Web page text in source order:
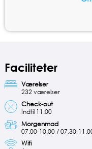
Faciliteter
Værelser
232 værelser
Check-out
Indtil 11:00
Morgenmad
07:00-10:00 / 07.30-
Wifi